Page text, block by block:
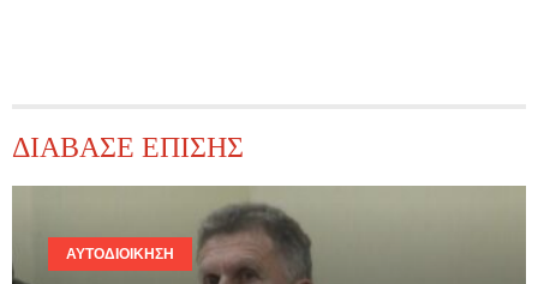
ΔΙΑΒΑΣΕ ΕΠΙΣΗΣ
ΑΥΤΟΔΙΟΊΚΗΣΗ